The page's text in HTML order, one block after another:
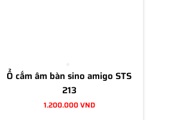
Ổ cắm âm bàn sino amigo STS
213
1.200.000 VND